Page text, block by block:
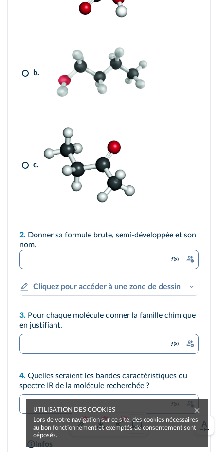
b.
c.
2. Donner sa formule brute, semi-développée et son
nom.
Cliquez pour accéder à une zone de dessin
3. Pour chaque molécule donner la famille chimique
en justifiant.
4. Quelles seraient les bandes caractéristiques du
spectre IR de la molécule recherchée ?
Infos
UTILISATION DES COOKIES
Lors de votre navigation sur ce site, des cookies nécessaires
au bon fonctionnement et exemptés de consentement sont
déposés.